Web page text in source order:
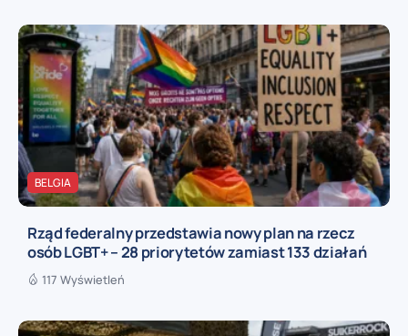
BELGIA
Rząd federalny przedstawia nowy plan na rzecz
osób LGBT+ – 28 priorytetów zamiast 133 działań
117 Wyświetleń